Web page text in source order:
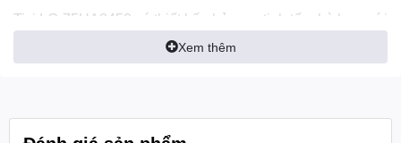
Tivi LG 75UA8450 có thiết kế nhỏ gọn, tinh tế, phù hợp với
những không gian phòng khách lớn và phòng họp nhưng
vẫn đảm bảo tính thẩm mỹ và sự nổi bật. Chân đế được
Xem thêm